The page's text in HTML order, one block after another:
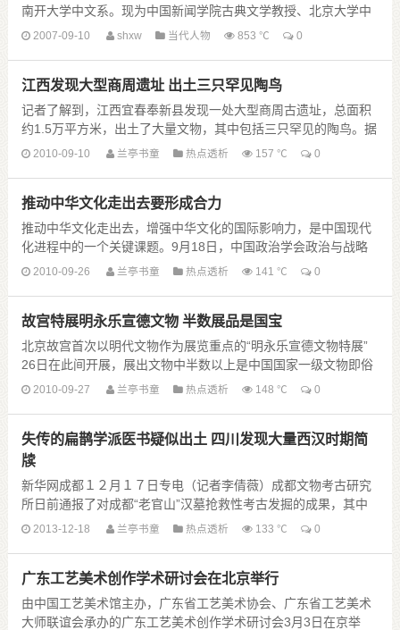
南开大学中文系。现为中国新闻学院古典文学教授、北京大学中
日诗歌比较研究会副会长、中国汉俳学会副会长、中国书协副主
2007-09-10 shxw 当代人物 853 ℃ 0
江西发现大型商周遗址 出土三只罕见陶鸟
记者了解到，江西宜春奉新县发现一处大型商周古遗址，总面积
约1.5万平方米，出土了大量文物，其中包括三只罕见的陶鸟。据
了解，该遗址名为枸子垴遗址，位于宜春市奉新县......
2010-09-10 兰亭书童 热点透析 157 ℃ 0
推动中华文化走出去要形成合力
推动中华文化走出去，增强中华文化的国际影响力，是中国现代
化进程中的一个关键课题。9月18日，中国政治学会政治与战略
文化专业委员会、中宣部时事报告杂志社、中华文化......
2010-09-26 兰亭书童 热点透析 141 ℃ 0
故宫特展明永乐宣德文物 半数展品是国宝
北京故宫首次以明代文物作为展览重点的“明永乐宣德文物特展”
26日在此间开展，展出文物中半数以上是中国国家一级文物即俗
称的“国宝”。“明永乐宣德文物特展”是故宫博......
2010-09-27 兰亭书童 热点透析 148 ℃ 0
失传的扁鹊学派医书疑似出土 四川发现大量西汉时期简
牍
新华网成都１２月１７日专电（记者李倩薇）成都文物考古研究
所日前通报了对成都“老官山”汉墓抢救性考古发掘的成果，其中
出土的９２０余支竹简中疑似含有失传已久的扁鹊派医书，堪称
2013-12-18 兰亭书童 热点透析 133 ℃ 0
广东工艺美术创作学术研讨会在北京举行
由中国工艺美术馆主办，广东省工艺美术协会、广东省工艺美术
大师联谊会承办的广东工艺美术创作学术研讨会3月3日在京举